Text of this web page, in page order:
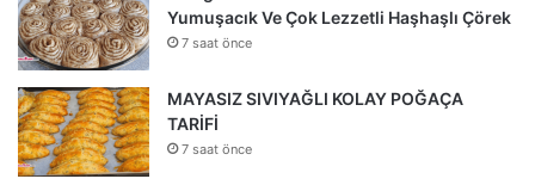
Yumuşacık Ve Çok Lezzetli Haşhaşlı Çörek
7 saat önce
MAYASIZ SIVIYAĞLI KOLAY POĞAÇA
TARİFİ
7 saat önce